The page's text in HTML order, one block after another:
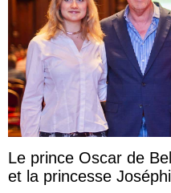
Le prince Oscar de
et la princesse